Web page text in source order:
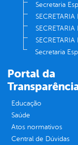
Secretaria
SECRETARIA
SECRETARIA
Secretaria
Portal da
Educação
Saúde
Atos normativos
Central de Dúvidas